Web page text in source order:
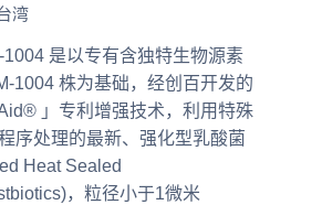
湾
是以专有含独特生物源素
1004 株为基础，经创百开发的
」专利增强技术，利用特殊
序处理的最新、强化型乳酸菌
Heat Sealed
，粒径小于1微米